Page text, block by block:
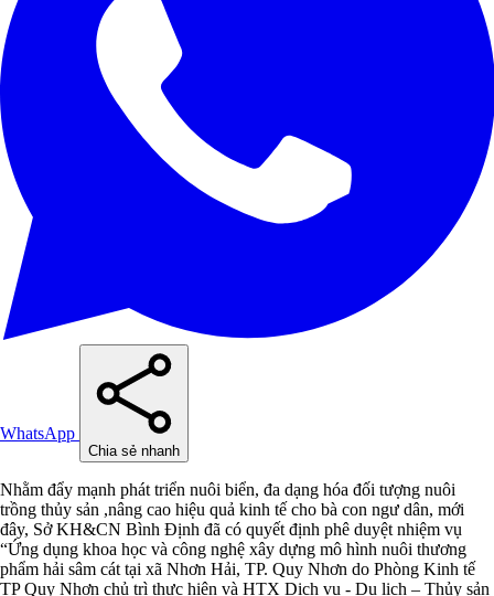
WhatsApp
Chia sẻ nhanh
Nhằm đẩy mạnh phát triển nuôi biển, đa dạng hóa đối tượng nuôi
trồng thủy sản ,nâng cao hiệu quả kinh tế cho bà con ngư dân, mới
đây, Sở KH&CN Bình Định đã có quyết định phê duyệt nhiệm vụ
“Ứng dụng khoa học và công nghệ xây dựng mô hình nuôi thương
phẩm hải sâm cát tại xã Nhơn Hải, TP. Quy Nhơn do Phòng Kinh tế
TP Quy Nhơn chủ trì thực hiện và HTX Dịch vụ - Du lịch – Thủy sản